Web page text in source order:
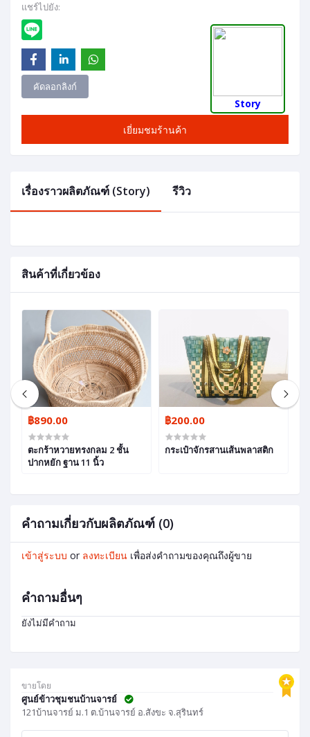
แชร์ไปยัง:
คัดลอกลิงก์
เยี่ยมชมร้านค้า
Story
ขายโดย
ศูนย์ข้าวชุมชนบ้านจารย์
121บ้านจารย์ ม.1 ต.บ้านจารย์ อ.สังขะ จ.สุรินทร์
เรื่องราวผลิตภัณฑ์ (Story) รีวิว
สินค้าที่เกี่ยวข้อง
฿890.00
ตะกร้าหวายทรงกลม 2 ชั้น
ปากหยัก ฐาน 11 นิ้ว
฿200.00
กระเป๋าจักรสานเส้นพลาสติก
คำถามเกี่ยวกับผลิตภัณฑ์ (0)
เข้าสู่ระบบ or ลงทะเบียน เพื่อส่งคำถามของคุณถึงผู้ขาย
คำถามอื่นๆ
ยังไม่มีคำถาม